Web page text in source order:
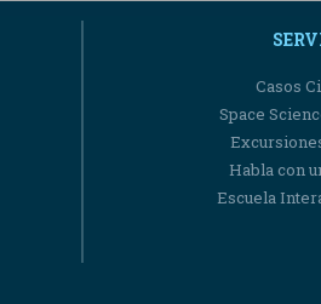
Casos
Space
Habla con
Escuela